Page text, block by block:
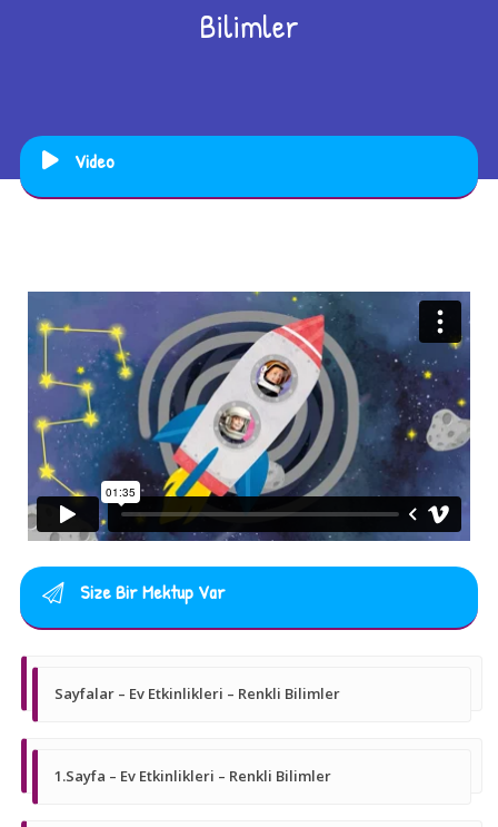
Bilimler
Video
Size Bir Mektup Var
Sayfalar – Ev Etkinlikleri – Renkli Bilimler
1.Sayfa – Ev Etkinlikleri – Renkli Bilimler